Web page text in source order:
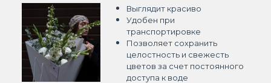
Выглядит красиво
Удобен при
транспортировке
Позволяет сохранить
целостность и свежесть
цветов за счет постоянного
доступа к воде